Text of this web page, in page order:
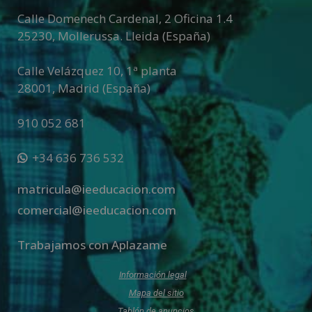
v
e
:
Calle Domenech Cardenal, 2 Oficina 1.4
25230, Mollerussa. Lleida (España)
Calle Velázquez 10, 1ª planta
28001,Madrid (España)
910 052 681
+34 636 736 532
matricula@ieeducacion.com
comercial@ieeducacion.com
Trabajamos con Aplazame
Información legal
Mapa del sitio